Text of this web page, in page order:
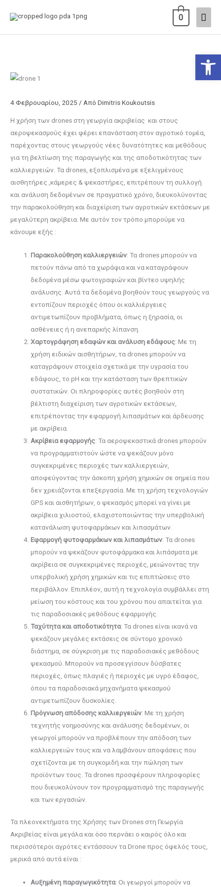
0
4 Φεβρουαρίου, 2025/ ΑπόDimitris Koukoutsis
Η χρήση των drones στη γεωργία ακριβείας και στους
αεροψεκασμούς έχει φέρει επανάσταση στον αγροτικό τομέα,
παρέχοντας στους γεωργούς νέες δυνατότητες και μεθόδους
για τη βελτίωση της παραγωγής και της αποδοτικότητας των
καλλιεργειών. Τα drones, εξοπλισμένα με εξελιγμένους
αισθητήρες ,κάμερες & ψεκαστήρες, επιτρέπουν τη συλλογή
και ανάλυση δεδομένων σε πραγματικό χρόνο, διευκολύνοντας
την παρακολούθηση και διαχείριση των αγροτικών εκτάσεων με
μεγαλύτερη ακρίβεια. Με αυτόν τον τρόπο μπορούμε να
κάνουμε εξής :
Παρακολούθηση καλλιεργειών: Τα drones μπορούν να
πετούν πάνω από τα χωράφια και να καταγράφουν
δεδομένα μέσω φωτογραφιών και βίντεο υψηλής
ανάλυσης. Αυτά τα δεδομένα βοηθούν τους γεωργούς να
εντοπίζουν περιοχές όπου οι καλλιέργειες
αντιμετωπίζουν προβλήματα, όπως η ξηρασία, οι
ασθένειες ή η ανεπαρκής λίπανση.
Χαρτογράφηση εδαφών και ανάλυση εδάφους: Με τη
χρήση ειδικών αισθητήρων, τα drones μπορούν να
καταγράψουν στοιχεία σχετικά με την υγρασία του
εδάφους, το pH και την κατάσταση των θρεπτικών
συστατικών. Οι πληροφορίες αυτές βοηθούν στη
βέλτιστη διαχείριση των αγροτικών εκτάσεων,
επιτρέποντας την εφαρμογή λιπασμάτων και άρδευσης
με ακρίβεια.
Ακρίβεια εφαρμογής: Τα αεροψεκαστικά drones μπορούν
να προγραμματιστούν ώστε να ψεκάζουν μόνο
συγκεκριμένες περιοχές των καλλιεργειών,
αποφεύγοντας την άσκοπη χρήση χημικών σε σημεία που
δεν χρειάζονται επεξεργασία. Με τη χρήση τεχνολογιών
GPS και αισθητήρων, ο ψεκασμός μπορεί να γίνει με
ακρίβεια χιλιοστού, ελαχιστοποιώντας την υπερβολική
κατανάλωση φυτοφαρμάκων και λιπασμάτων.
Εφαρμογή φυτοφαρμάκων και λιπασμάτων: Τα drones
μπορούν να ψεκάζουν φυτοφάρμακα και λιπάσματα με
ακρίβεια σε συγκεκριμένες περιοχές, μειώνοντας την
υπερβολική χρήση χημικών και τις επιπτώσεις στο
περιβάλλον. Επιπλέον, αυτή η τεχνολογία συμβάλλει στη
μείωση του κόστους και του χρόνου που απαιτείται για
τις παραδοσιακές μεθόδους εφαρμογής.
Ταχύτητα και αποδοτικότητα: Τα drones είναι ικανά να
ψεκάζουν μεγάλες εκτάσεις σε σύντομο χρονικό
διάστημα, σε σύγκριση με τις παραδοσιακές μεθόδους
ψεκασμού. Μπορούν να προσεγγίσουν δύσβατες
περιοχές, όπως πλαγιές ή περιοχές με υγρό έδαφος,
όπου τα παραδοσιακά μηχανήματα ψεκασμού
αντιμετωπίζουν δυσκολίες.
Πρόγνωση απόδοσης καλλιεργειών: Με τη χρήση
τεχνητής νοημοσύνης και ανάλυσης δεδομένων, οι
γεωργοί μπορούν να προβλέπουν την απόδοση των
καλλιεργειών τους και να λαμβάνουν αποφάσεις που
σχετίζονται με τη συγκομιδή και την πώληση των
προϊόντων τους. Τα drones προσφέρουν πληροφορίες
που διευκολύνουν τον προγραμματισμό της παραγωγής
και των εργασιών.
Τα πλεονεκτήματα της Χρήσης των Drones στη Γεωργία
Ακριβείας είναι μεγάλα και όσο περνάει ο καιρός όλο και
περισσότεροι αγρότες εντάσσουν τα Drone προς όφελός τους,
μερικά από αυτά είναι :
Αυξημένη παραγωγικότητα: Οι γεωργοί μπορούν να